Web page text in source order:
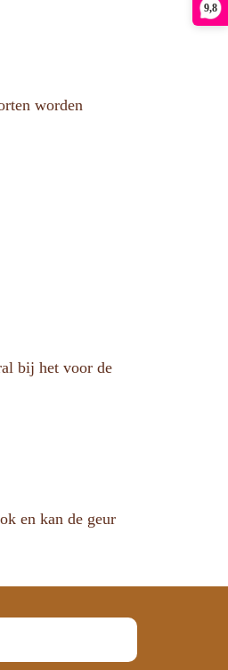
9,8
worden
bij het voor de
en kan de geur